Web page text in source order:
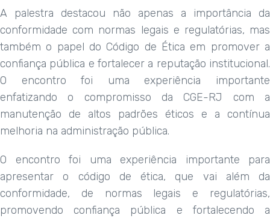
A palestra destacou não apenas a importância da
conformidade com normas legais e regulatórias, mas
também o papel do Código de Ética em promover a
confiança pública e fortalecer a reputação institucional.
O encontro foi uma experiência importante
enfatizando o compromisso da CGE-RJ com a
manutenção de altos padrões éticos e a contínua
melhoria na administração pública.
O encontro foi uma experiência importante para
apresentar o código de ética, que vai além da
conformidade, de normas legais e regulatórias,
promovendo confiança pública e fortalecendo a